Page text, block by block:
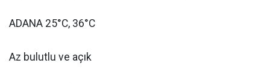
ADANA 25°C, 36°C
Az bulutlu ve açık